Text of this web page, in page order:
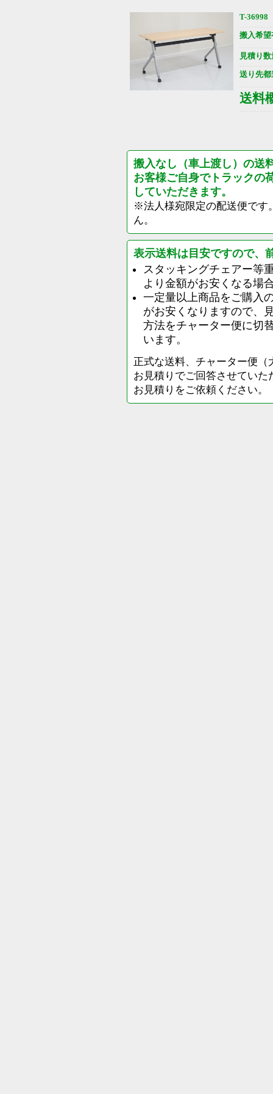
T-36998
搬入希望
見積り数
送り先都
送料
搬入なし（車上渡し）の送
お客様ご自身でトラックの
していただきます。
※法人様宛限定の配送便です
ん。
表示送料は目安ですので、
スタッキングチェアー等
より金額がお安くなる場
一定量以上商品をご購入
がお安くなりますので、
方法をチャーター便に切
います。
正式な送料、チャーター便
お見積りでご回答させてい
お見積りをご依頼ください。